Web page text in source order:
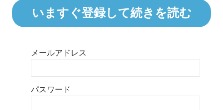
いますぐ登録して続きを読む
メールアドレス
パスワード